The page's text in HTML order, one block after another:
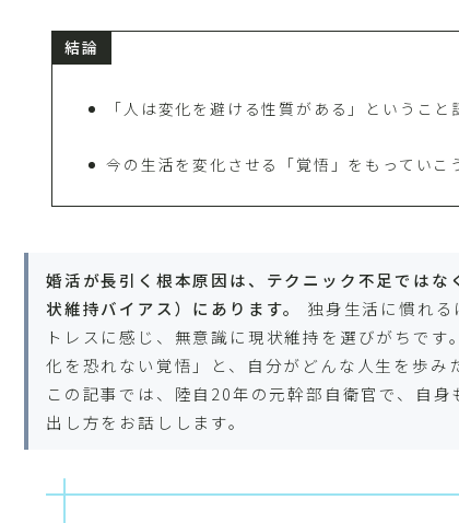
結論
「人は変化を避ける性質がある」ということ
今の生活を変化させる「覚悟」をもっていこ
婚活が長引く根本原因は、テクニック不足では
状維持バイアス）にあります。
独身生活に慣れ
トレスに感じ、無意識に現状維持を選びがちで
化を恐れない覚悟」と、自分がどんな人生を歩み
この記事では、陸自20年の元幹部自衛官で、自
出し方をお話しします。